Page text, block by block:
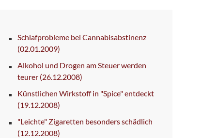
Schlafprobleme bei Cannabisabstinenz
(02.01.2009)
Alkohol und Drogen am Steuer werden
teurer (26.12.2008)
Künstlichen Wirkstoff in "Spice" entdeckt
(19.12.2008)
"Leichte" Zigaretten besonders schädlich
(12.12.2008)